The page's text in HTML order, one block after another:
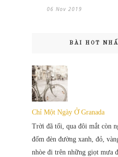
06 Nov 2019
BÀI HOT
Chỉ Một Ngày Ở Granada
Trời đã tối, qua đôi mắt còn
đốm đèn đường xanh, đỏ,
nhòe đi trên những giọt mưa